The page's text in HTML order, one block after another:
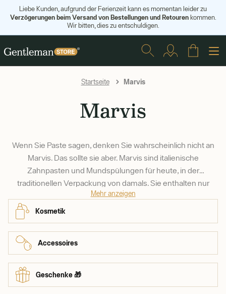
Liebe Kunden, aufgrund der Ferienzeit kann es momentan leider zu
Verzögerungen beim Versand von Bestellungen und Retourenkommen.
Wir bitten, dies zu entschuldigen.
Startseite Marvis
Marvis
Wenn Sie Paste sagen, denken Sie wahrscheinlich nicht an
Marvis. Das sollte sie aber. Marvis sind italienische
Zahnpasten und Mundspülungen für heute, in der
traditionellen Verpackung von damals. Sie enthalten nur
geringe Mengen an Fluorid und haben einen tollen, oft mehr
als nur ein wenig neuartigen Geschmack. Achten Sie also
darauf, sie nicht ganz aufzuessen.
Mehr anzeigen
Kosmetik
Accessoires
Geschenke 🎁